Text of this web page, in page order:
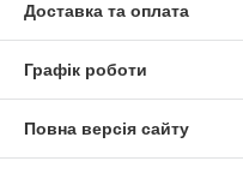
Доставка та оплата
Графік роботи
Повна версія сайту